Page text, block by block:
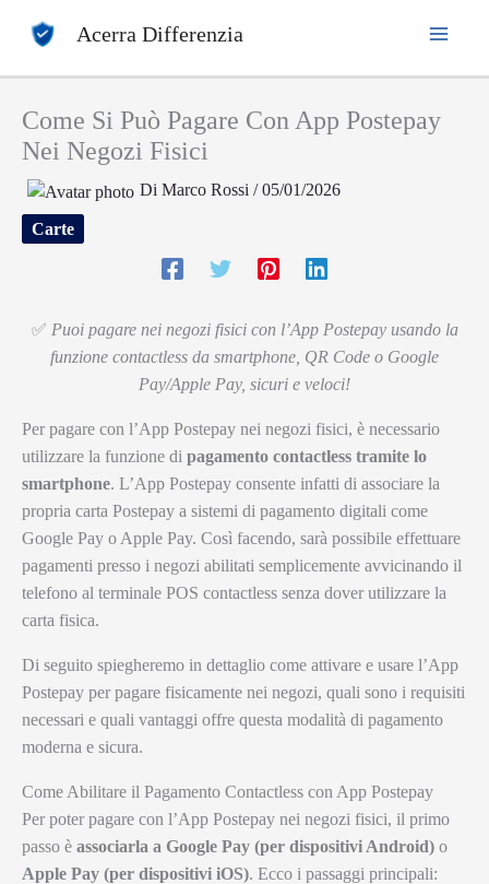
Acerra Differenzia
Come Si Può Pagare Con App Postepay
Nei Negozi Fisici
Di Marco Rossi /05/01/2026
Carte
✅ Puoi pagare nei negozi fisici con l’App Postepay usando la
funzione contactless da smartphone, QR Code o Google
Pay/Apple Pay, sicuri e veloci!
Per pagare con l’App Postepay nei negozi fisici, è necessario
utilizzare la funzione di pagamento contactless tramite lo
smartphone. L’App Postepay consente infatti di associare la
propria carta Postepay a sistemi di pagamento digitali come
Google Pay o Apple Pay. Così facendo, sarà possibile effettuare
pagamenti presso i negozi abilitati semplicemente avvicinando il
telefono al terminale POS contactless senza dover utilizzare la
carta fisica.
Di seguito spiegheremo in dettaglio come attivare e usare l’App
Postepay per pagare fisicamente nei negozi, quali sono i requisiti
necessari e quali vantaggi offre questa modalità di pagamento
moderna e sicura.
Come Abilitare il Pagamento Contactless con App Postepay
Per poter pagare con l’App Postepay nei negozi fisici, il primo
passo è associarla a Google Pay (per dispositivi Android) o
Apple Pay (per dispositivi iOS). Ecco i passaggi principali: